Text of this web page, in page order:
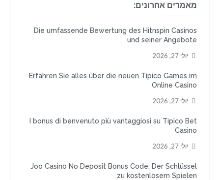
מאמרים אחרונים:
Die umfassende Bewertung des Hitnspin Casinos
und seiner Angebote
יולי 27, 2026
Erfahren Sie alles über die neuen Tipico Games im
Online Casino
יולי 27, 2026
I bonus di benvenuto più vantaggiosi su Tipico Bet
Casino
יולי 27, 2026
Joo Casino No Deposit Bonus Code: Der Schlüssel
zu kostenlosem Spielen